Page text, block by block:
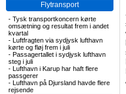
Flytransport
- Tysk transportkoncern kørte
omsætning og resultat frem i andet
kvartal
- Luftfragten via sydjysk lufthavn
kørte og fløj frem i juli
- Passagertallet i sydjysk lufthavn
steg i juli
- Lufthavn i Karup har haft flere
passgerer
- Lufthavn på Djursland havde flere
rejsende